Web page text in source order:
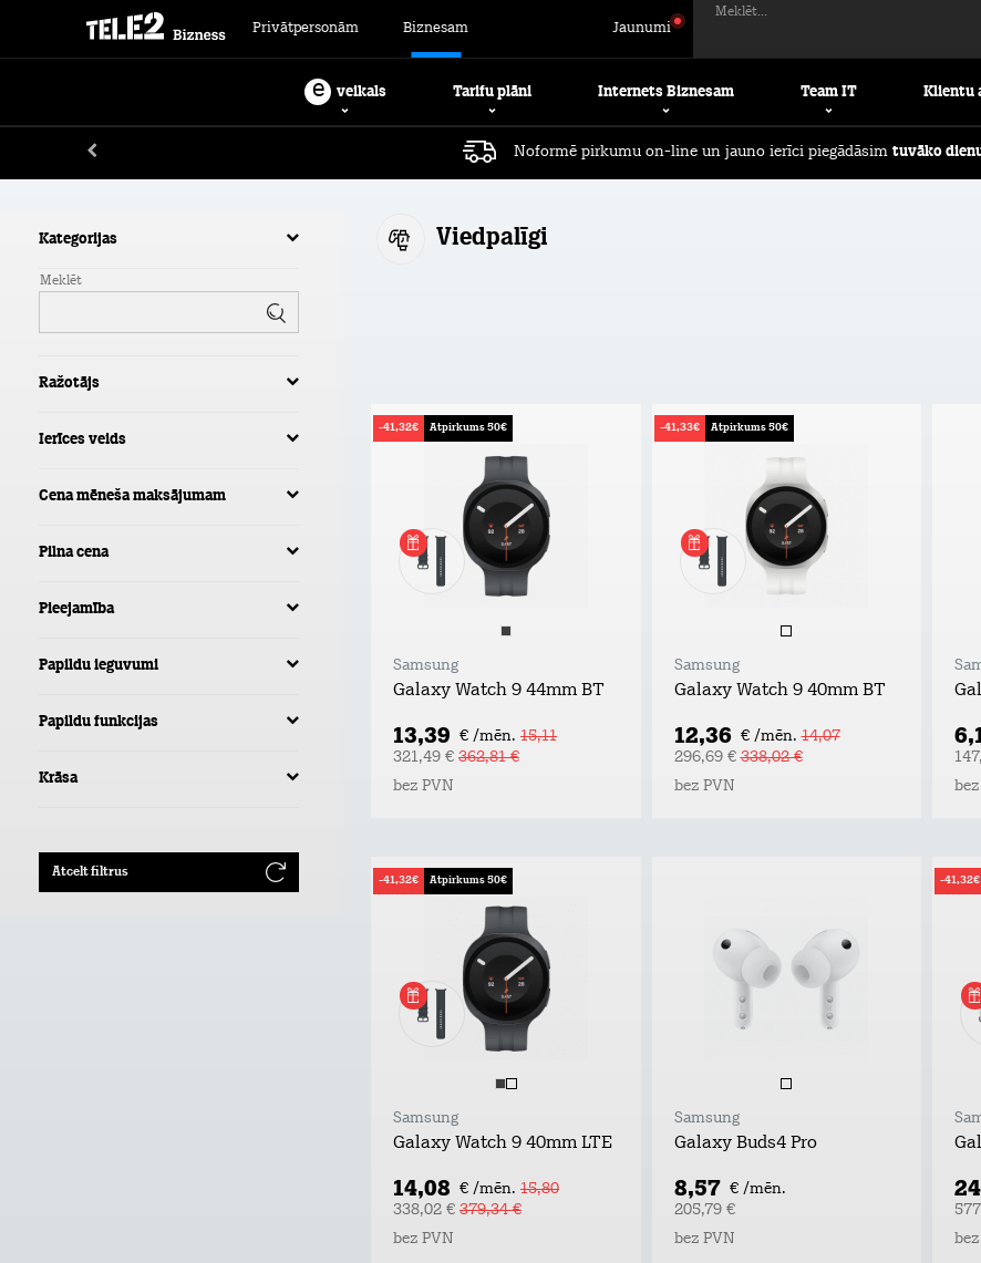
Privātpersonām Biznesam Jaunumi
Meklēt...
e veikals Tarifu plāni Internets Biznesam Team IT Klientu
Noformē pirkumu on-line un jauno ierīci piegādāsim tuvāko
Kategorijas
Meklēt
Ražotājs
Ierīces veids
Cena mēneša maksājumam
Pilna cena
Pieejamība
Papildu ieguvumi
Papildu funkcijas
Krāsa
Atcelt filtrus
Viedpalīgi
-41,32€ Atpirkums 50€
Samsung
Galaxy Watch 9 44mm BT
13,39 € /mēn. 15,11
321,49 € 362,81 €
bez PVN
-41,33€ Atpirkums 50€
Samsung
Galaxy Watch 9 40mm BT
12,36 € /mēn. 14,07
296,69 €338,02 €
bez PVN
-41,32€ Atpirkums 50€
Samsung
Galaxy Watch 9 40mm LTE
14,08 € /mēn. 15,80
338,02 € 379,34 €
bez PVN
Samsung
Galaxy Buds4 Pro
8,57 € /mēn.
205,79 €
bez PVN
-41,32€